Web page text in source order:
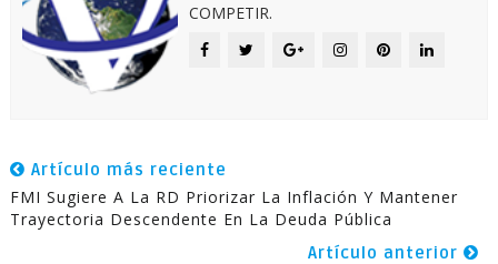
COMPETIR.
Artículo más reciente
FMI Sugiere A La RD Priorizar La Inflación Y Mantener
Trayectoria Descendente En La Deuda Pública
Artículo anterior